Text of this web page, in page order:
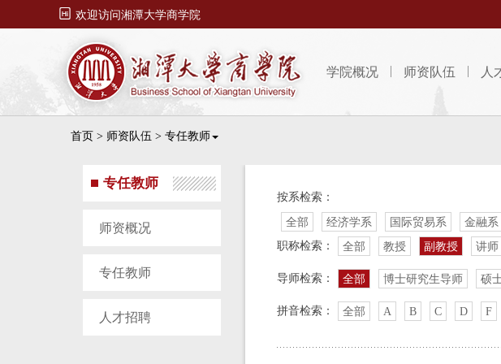
 欢迎访问湘潭大学商学院
学院概况 师资队伍 人
首页 > 师资队伍 > 专任教师
专任教师
师资概况
专任教师
人才招聘
按系检索：
全部 经济学系 国际贸易系 金融系
职称检索：
全部 教授 副教授 讲师
导师检索： 全部 博士研究生导师 硕
拼音检索： 全部 A B C D F